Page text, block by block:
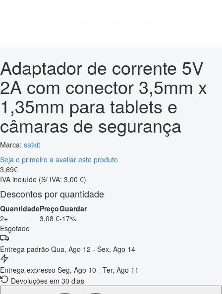
Adaptador de corrente 5V
2A com conector 3,5mm x
1,35mm para tablets e
câmaras de segurança
Marca: satkit
Seja o primeiro a avaliar este produto
3,69€
IVA incluído (S/ IVA: 3,00 €)
Descontos por quantidade
QuantidadePreçoGuardar
2+
3,08 €-17%
Esgotado
Entrega padrão Qua, Ago 12 - Sex, Ago 14
Entrega expresso Seg, Ago 10 - Ter, Ago 11
Devoluções em 30 dias